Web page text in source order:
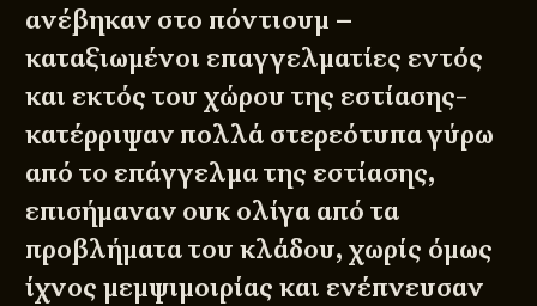
ανέβηκαν στο πόντιουμ –
καταξιωμένοι επαγγελματίες εντός
και εκτός του χώρου της εστίασης-
κατέρριψαν πολλά στερεότυπα γύρω
από το επάγγελμα της εστίασης,
επισήμαναν ουκ ολίγα από τα
προβλήματα του κλάδου, χωρίς όμως
ίχνος μεμψιμοιρίας και ενέπνευσαν